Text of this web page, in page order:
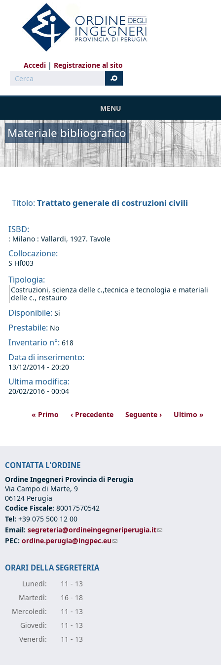
Salta al contenuto principale
Accedi
Registrazione al sito
Cerca
MENU
Materiale bibliografico
Titolo:Trattato generale di costruzioni civili
ISBD:
: Milano : Vallardi, 1927. Tavole
Collocazione:
S Hf003
Tipologia:
Costruzioni, scienza delle c.,tecnica e tecnologia e materiali
delle c., restauro
Disponibile: Si
Prestabile: No
Inventario n°: 618
Data di inserimento:
13/12/2014 - 20:20
Ultima modifica:
20/02/2016 - 00:04
« Primo ‹ Precedente Seguente › Ultimo »
CONTATTA L'ORDINE
Ordine Ingegneri Provincia di Perugia
Via Campo di Marte, 9
06124 Perugia
Codice Fiscale: 80017570542
Tel: +39 075 500 12 00
Email: segreteria@ordineingegneriperugia.it(link sends e-mail)
PEC: ordine.perugia@ingpec.eu(link sends e-mail)
ORARI DELLA SEGRETERIA
Lunedì:
11 - 13
Martedì:
16 - 18
Mercoledì:
11 - 13
Giovedì:
11 - 13
Venerdì: 11 - 13